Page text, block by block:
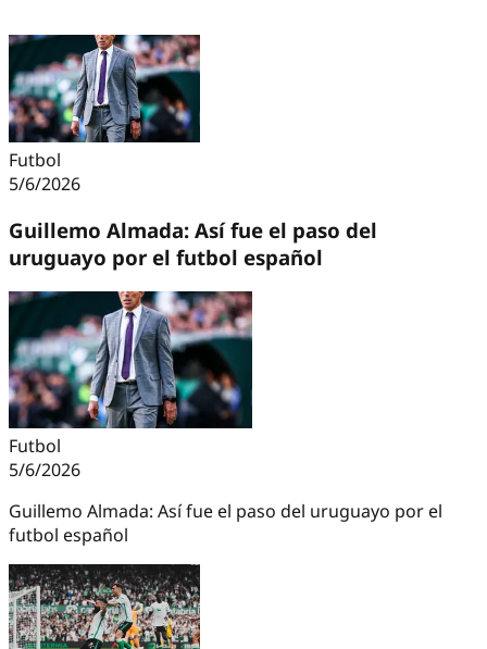
Futbol
5/6/2026
Guillemo Almada: Así fue el paso del
uruguayo por el futbol español
Futbol
5/6/2026
Guillemo Almada: Así fue el paso del uruguayo por el
futbol español